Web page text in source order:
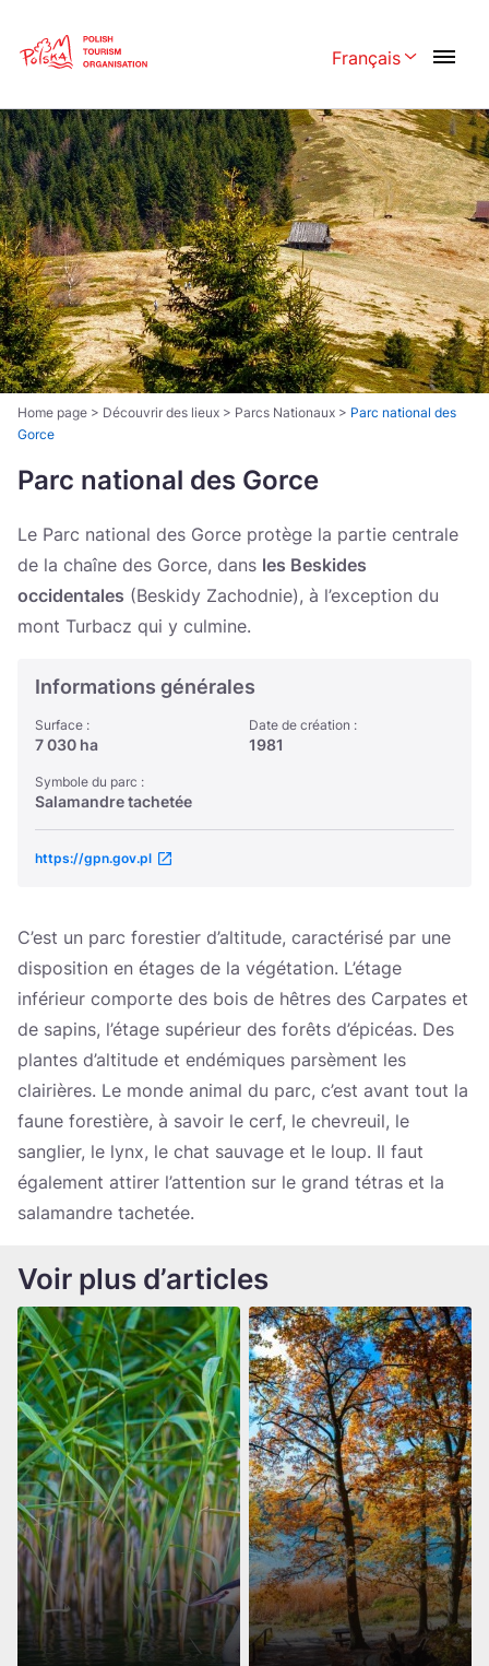
Français
Polski English
Česká 中国
Dansk Deutsch
Español Français
Italiano Magyar
Nederlands 日本語
Português Norsk
Україна
Zamknij
Home page > Découvrir des lieux > Parcs Nationaux > Parc national des
Gorce
Parc national des Gorce
Le Parc national des Gorce protège la partie centrale
de la chaîne des Gorce, dans les Beskides
occidentales (Beskidy Zachodnie), à l’exception du
mont Turbacz qui y culmine.
Informations générales
Surface :
7 030 ha
Date de création :
1981
Symbole du parc :
Salamandre tachetée
https://gpn.gov.pl
C’est un parc forestier d’altitude, caractérisé par une
disposition en étages de la végétation. L’étage
inférieur comporte des bois de hêtres des Carpates et
de sapins, l’étage supérieur des forêts d’épicéas. Des
plantes d’altitude et endémiques parsèment les
clairières. Le monde animal du parc, c’est avant tout la
faune forestière, à savoir le cerf, le chevreuil, le
sanglier, le lynx, le chat sauvage et le loup. Il faut
également attirer l’attention sur le grand tétras et la
salamandre tachetée.
Voir plus d’articles